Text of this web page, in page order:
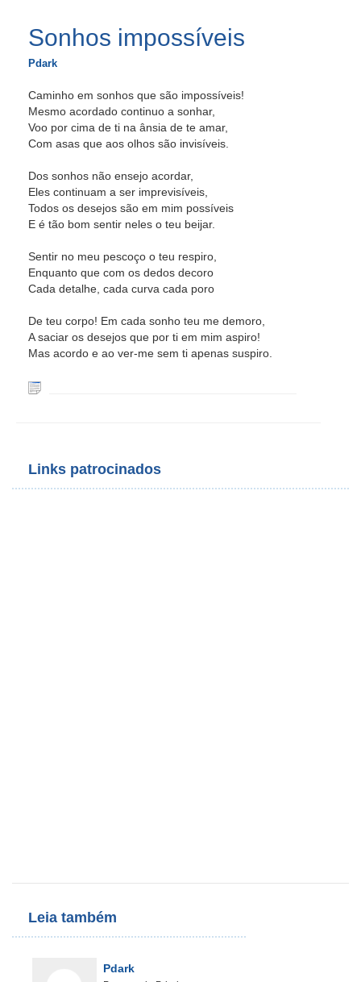
Sonhos impossíveis
Pdark
Caminho em sonhos que são impossíveis!
Mesmo acordado continuo a sonhar,
Voo por cima de ti na ânsia de te amar,
Com asas que aos olhos são invisíveis.
Dos sonhos não ensejo acordar,
Eles continuam a ser imprevisíveis,
Todos os desejos são em mim possíveis
E é tão bom sentir neles o teu beijar.
Sentir no meu pescoço o teu respiro,
Enquanto que com os dedos decoro
Cada detalhe, cada curva cada poro
De teu corpo! Em cada sonho teu me demoro,
A saciar os desejos que por ti em mim aspiro!
Mas acordo e ao ver-me sem ti apenas suspiro.
Links patrocinados
Leia também
Pdark